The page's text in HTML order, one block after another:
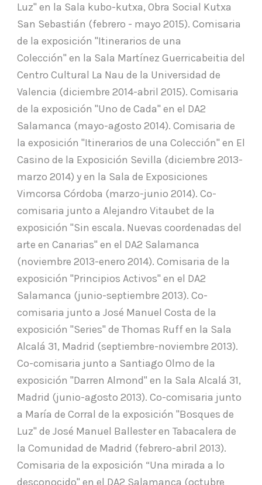
Luz" en la Sala kubo-kutxa, Obra Social Kutxa
San Sebastián (febrero - mayo 2015). Comisaria
de la exposición "Itinerarios de una
Colección" en la Sala Martínez Guerricabeitia del
Centro Cultural La Nau de la Universidad de
Valencia (diciembre 2014-abril 2015). Comisaria
de la exposición "Uno de Cada" en el DA2
Salamanca (mayo-agosto 2014). Comisaria de
la exposición "Itinerarios de una Colección" en El
Casino de la Exposición Sevilla (diciembre 2013-
marzo 2014) y en la Sala de Exposiciones
Vimcorsa Córdoba (marzo-junio 2014). Co-
comisaria junto a Alejandro Vitaubet de la
exposición "Sin escala. Nuevas coordenadas del
arte en Canarias" en el DA2 Salamanca
(noviembre 2013-enero 2014). Comisaria de la
exposición "Principios Activos" en el DA2
Salamanca (junio-septiembre 2013). Co-
comisaria junto a José Manuel Costa de la
exposición "Series" de Thomas Ruff en la Sala
Alcalá 31, Madrid (septiembre-noviembre 2013).
Co-comisaria junto a Santiago Olmo de la
exposición "Darren Almond" en la Sala Alcalá 31,
Madrid (junio-agosto 2013). Co-comisaria junto
a María de Corral de la exposición "Bosques de
Luz" de José Manuel Ballester en Tabacalera de
la Comunidad de Madrid (febrero-abril 2013).
Comisaria de la exposición “Una mirada a lo
desconocido" en el DA2 Salamanca (octubre